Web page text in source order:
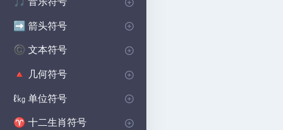
♩ 注释符号
♯ CLEFS符号
🎵 音乐休息符号
🎼 重复音乐符号
➡️ 箭头符号
➡️ 方向箭头
↓ 向下箭头符号
→ 右箭头符号
↑ 向上箭头符号
^ 商店箭头符号
©️ 文本符号
©️ 版权符号
♀ 女性符号
❤️ 美学符号
♂ 男性符号
🦇 蝙蝠侠符号
Ⓐ 无政府状态符号
✝️ 交叉符号
¶ 段落符号
🚗 汽车符号
🧩 自闭症符号
☘️ 凯尔特人符号
🍽️ 洗碗机符号
🔮 哈利·波特符号
🔨 北欧符号
🐉 保护符号
🔺 几何符号
🔺 基本形状符号
⬟ 多边形符号
■ 坚实的图形符号
ℓ㎏ 单位符号
📏 音量单位符号
μ 微单元符号
♈ 十二生肖符号